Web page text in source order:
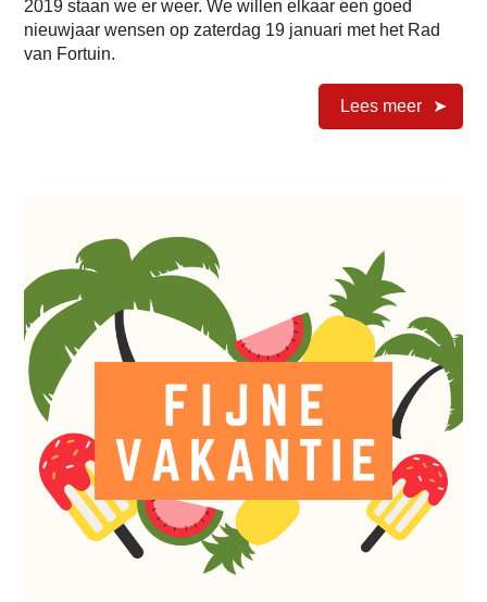
2019 staan we er weer. We willen elkaar een goed
nieuwjaar wensen op zaterdag 19 januari met het Rad
van Fortuin.
Lees meer